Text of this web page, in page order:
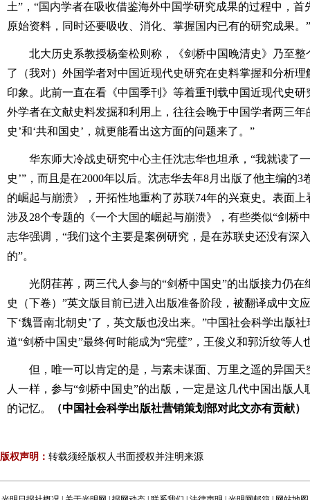
土”，“国内学者在吸收借鉴海外中国学研究成果的过程中，
原始资料，同时还要吸收、消化、掌握国内已有的研究成果。”
北大历史系教授杨奎松则称，《剑桥中国晚清史》乃至整
了（我对）外国学者对中国近现代史研究在史料掌握和分析
印象。此前一直在看《中国季刊》等着重刊载中国近现代史
外学者在文献史料发掘和利用上，往往会晚于中国学者两三年
史’和‘共和国史’，就更能看出这方面的问题来了。”
华东师大冷战史研究中心主任沈志华也坦承，“我就读了
史’”，而且是在2000年以后。沈志华去年8月出版了他主编的3
的崛起与崩溃》，开拓性地重构了苏联74年的兴衰史。表面
涉及28个专题的《一个大国的崛起与崩溃》，有些类似“剑桥
志华强调，“我们这个主要是案例研究，是在苏联史还没有深
的”。
光阴荏苒，两三代人参与的“剑桥中国史”的出版接力仍在
史（下卷）”英文版目前已进入出版准备阶段，被翻译成中文
下‘魏晋南北朝史’了，英文版也没出来。”中国社会科学出版
道“剑桥中国史”最终何时能成为“完璧”，王俊义和郭沂纹等人
但，唯一可以肯定的是，与素未谋面、万里之遥的异国
人一样，参与“剑桥中国史”的出版，一定是这几代中国出版
的记忆。
（中国社会科学出版社营销策划部对此文亦有贡献）
版权声明： 转载须经版权人书面授权并注明来源